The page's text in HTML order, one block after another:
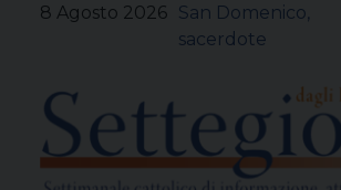
8 Agosto 2026 San Domenico,
sacerdote